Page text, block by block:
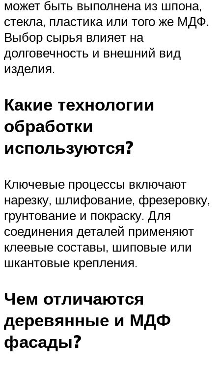
может быть выполнена из шпона,
стекла, пластика или того же МДФ.
Выбор сырья влияет на
долговечность и внешний вид
изделия.
Какие технологии
обработки
используются?
Ключевые процессы включают
нарезку, шлифование, фрезеровку,
грунтование и покраску. Для
соединения деталей применяют
клеевые составы, шиповые или
шкантовые крепления.
Чем отличаются
деревянные и МДФ
фасады?